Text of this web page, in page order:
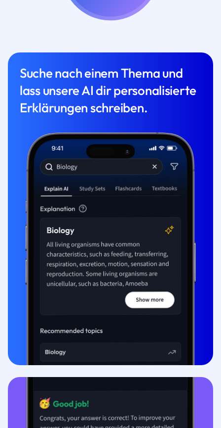
Suche nach einem Thema und
lass unsere AI dir personalisierte
Erklärungen schreiben.